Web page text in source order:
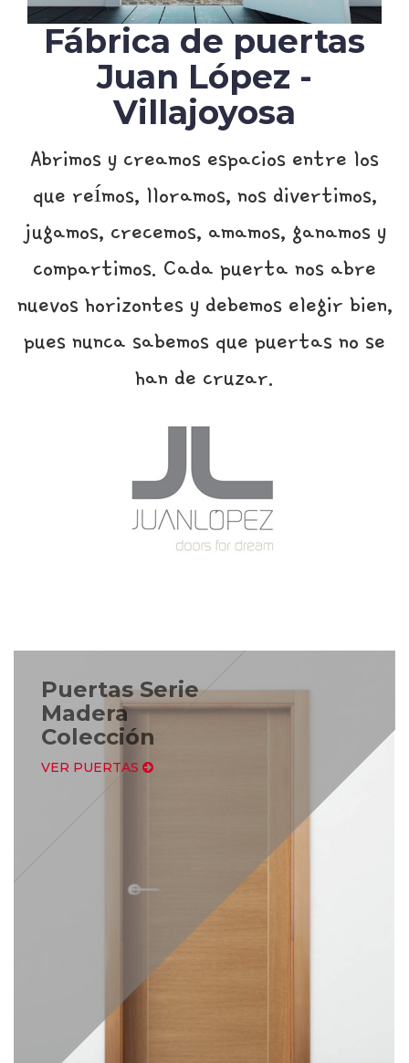
Fábrica de puertas
Juan López -
Villajoyosa
Abrimos y creamos espacios entre los
que reímos, lloramos, nos divertimos,
jugamos, crecemos, amamos, ganamos y
compartimos. Cada puerta nos abre
nuevos horizontes y debemos elegir bien,
pues nunca sabemos que puertas no se
han de cruzar.
Puertas Serie
Madera
Colección
VER PUERTAS